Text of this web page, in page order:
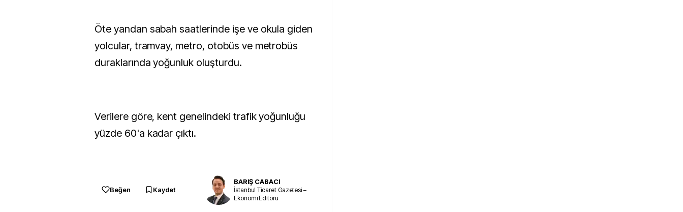
Öte yandan sabah saatlerinde işe ve okula giden
yolcular, tramvay, metro, otobüs ve metrobüs
duraklarında yoğunluk oluşturdu.
Verilere göre, kent genelindeki trafik yoğunluğu
yüzde 60'a kadar çıktı.
Beğen Kaydet
BARIŞ CABACI
İstanbul Ticaret Gazetesi –
Ekonomi Editörü